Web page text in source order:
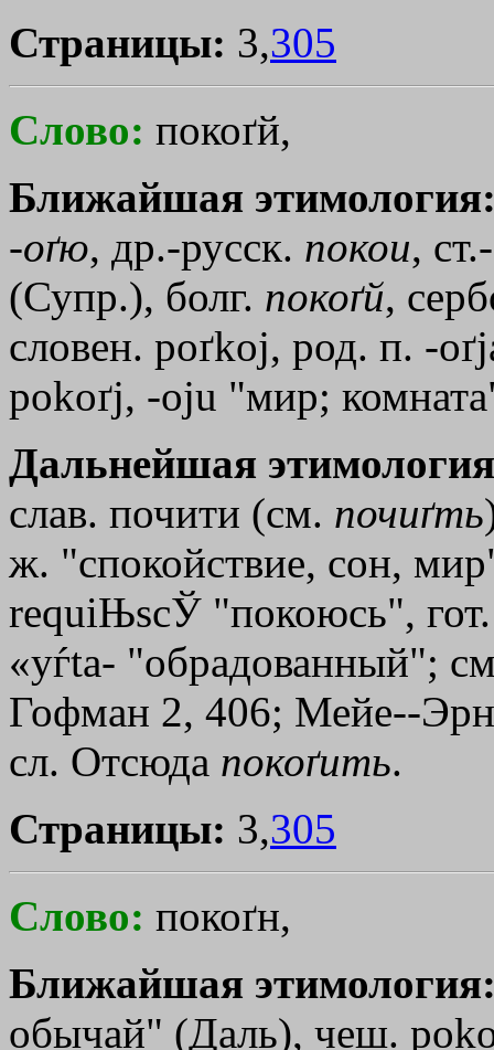
Страницы: 3,305
Слово: покоґй,
Ближайшая
-оґю, др.-русск. покои,
(Супр.), болг. покоґй,
словен. poґkoj, род. п. -
pokoґj, -оju "мир;
Дальнейшая
слав. почити (см. почиґть
ж. "спокойствие, сон,
requiЊscЎ "покоюсь", гот.
«уѓtа- "обрадованный";
Гофман 2, 406; Мейе--
сл. Отсюда покоґить.
Страницы: 3,305
Слово: покоґн,
Ближайшая
обычай" (Даль), чеш.